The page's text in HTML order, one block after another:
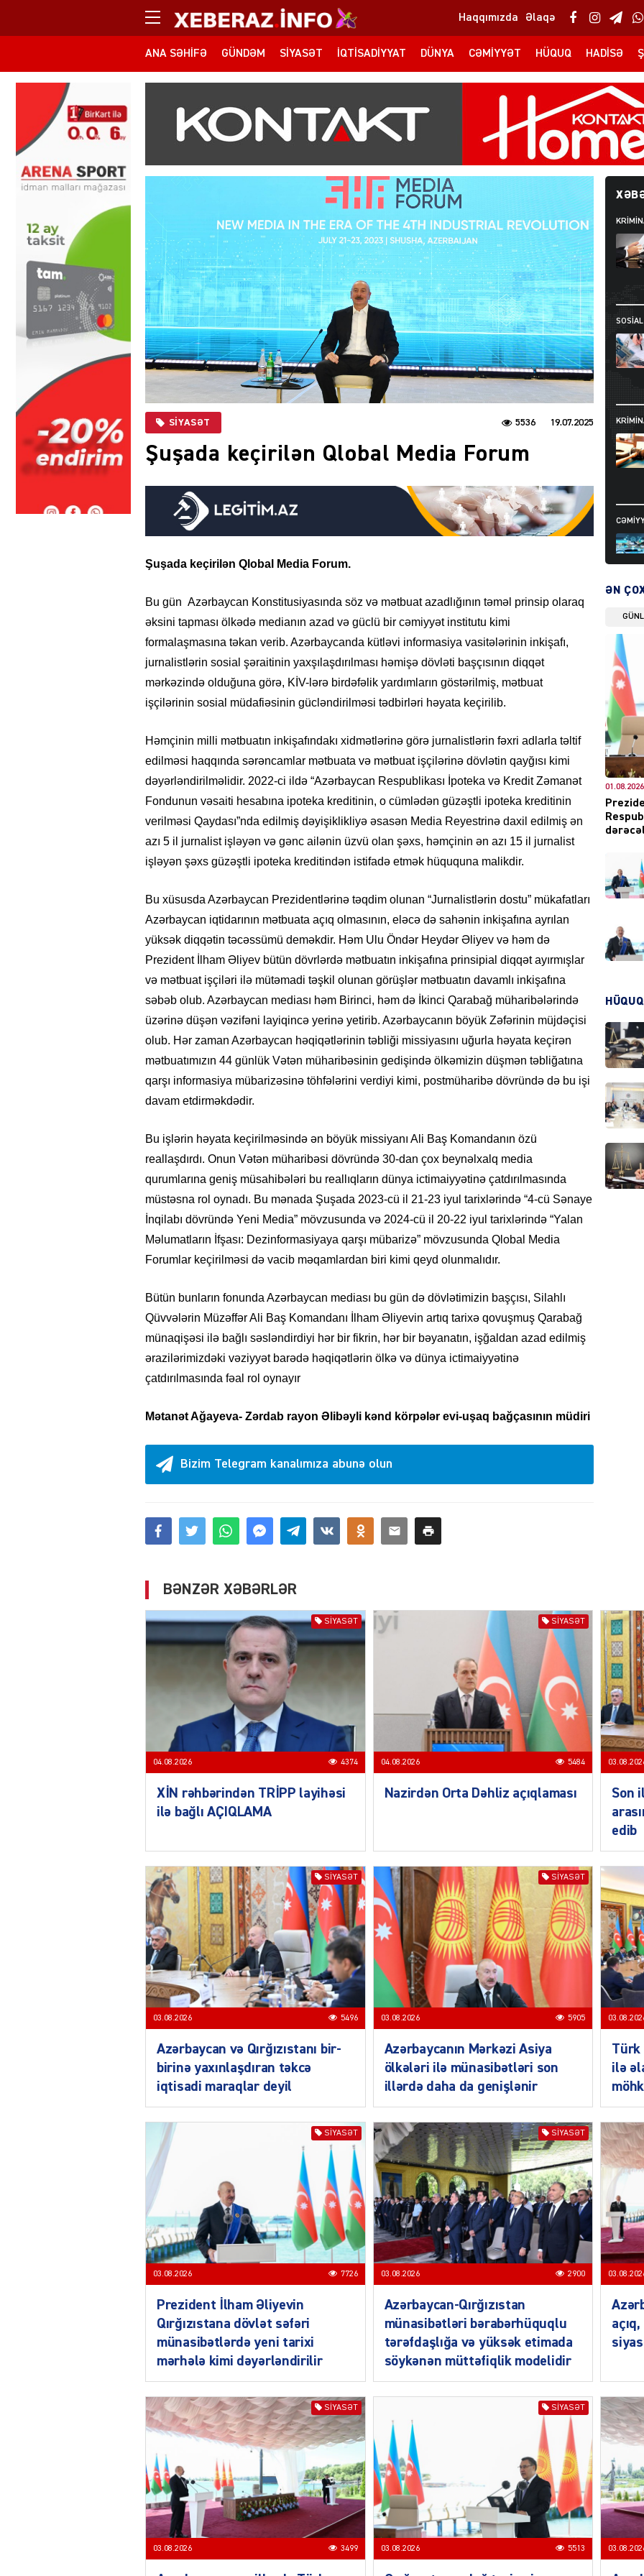
Haqqımızda Əlaqə
ANA SƏHIFƏ GÜNDƏM SIYASƏT İQTISADIYYAT DÜNYA CƏMIYYƏT HÜQUQ HADISƏ
SIYASƏT 19.07.2025
5536
Şuşada keçirilən Qlobal Media Forum
Şuşada keçirilən Qlobal Media Forum.
Bu gün Azərbaycan Konstitusiyasında söz və mətbuat azadlığının təməl prinsip olaraq
əksini tapması ölkədə medianın azad və güclü bir cəmiyyət institutu kimi
formalaşmasına təkan verib. Azərbaycanda kütləvi informasiya vasitələrinin inkişafı,
jurnalistlərin sosial şəraitinin yaxşılaşdırılması həmişə dövləti başçısının diqqət
mərkəzində olduğuna görə, KİV-lərə birdəfəlik yardımların göstərilmiş, mətbuat
işçilərinin sosial müdafiəsinin gücləndirilməsi tədbirləri həyata keçirilib.
Həmçinin milli mətbuatın inkişafındakı xidmətlərinə görə jurnalistlərin fəxri adlarla təltif
edilməsi haqqında sərəncamlar mətbuata və mətbuat işçilərinə dövlətin qayğısı kimi
dəyərləndirilməlidir. 2022-ci ildə “Azərbaycan Respublikası İpoteka və Kredit Zəmanət
Fondunun vəsaiti hesabına ipoteka kreditinin, o cümlədən güzəştli ipoteka kreditinin
verilməsi Qaydası”nda edilmiş dəyişiklikliyə əsasən Media Reyestrinə daxil edilmiş ən
azı 5 il jurnalist işləyən və gənc ailənin üzvü olan şəxs, həmçinin ən azı 15 il jurnalist
işləyən şəxs güzəştli ipoteka kreditindən istifadə etmək hüququna malikdir.
Bu xüsusda Azərbaycan Prezidentlərinə təqdim olunan “Jurnalistlərin dostu” mükafatları
Azərbaycan iqtidarının mətbuata açıq olmasının, eləcə də sahənin inkişafına ayrılan
yüksək diqqətin təcəssümü deməkdir. Həm Ulu Öndər Heydər Əliyev və həm də
Prezident İlham Əliyev bütün dövrlərdə mətbuatın inkişafına prinsipial diqqət ayırmışlar
və mətbuat işçiləri ilə mütəmadi təşkil olunan görüşlər mətbuatın davamlı inkişafına
səbəb olub. Azərbaycan mediası həm Birinci, həm də İkinci Qarabağ müharibələrində
üzərinə düşən vəzifəni layiqincə yerinə yetirib. Azərbaycanın böyük Zəfərinin müjdəçisi
olub. Hər zaman Azərbaycan həqiqətlərinin təbliği missiyasını uğurla həyata keçirən
mətbuatımızın 44 günlük Vətən müharibəsinin gedişində ölkəmizin düşmən təbliğatına
qarşı informasiya mübarizəsinə töhfələrini verdiyi kimi, postmüharibə dövründə də bu işi
davam etdirməkdədir.
Bu işlərin həyata keçirilməsində ən böyük missiyanı Ali Baş Komandanın özü
reallaşdırdı. Onun Vətən müharibəsi dövründə 30-dan çox beynəlxalq media
qurumlarına geniş müsahibələri bu reallıqların dünya ictimaiyyətinə çatdırılmasında
müstəsna rol oynadı. Bu mənada Şuşada 2023-cü il 21-23 iyul tarixlərində “4-cü Sənaye
İnqilabı dövründə Yeni Media” mövzusunda və 2024-cü il 20-22 iyul tarixlərində “Yalan
Məlumatların İfşası: Dezinformasiyaya qarşı mübarizə” mövzusunda Qlobal Media
Forumlar keçirilməsi də vacib məqamlardan biri kimi qeyd olunmalıdır.
Bütün bunların fonunda Azərbaycan mediası bu gün də dövlətimizin başçısı, Silahlı
Qüvvələrin Müzəffər Ali Baş Komandanı İlham Əliyevin artıq tarixə qovuşmuş Qarabağ
münaqişəsi ilə bağlı səsləndirdiyi hər bir fikrin, hər bir bəyanatın, işğaldan azad edilmiş
ərazilərimizdəki vəziyyət barədə həqiqətlərin ölkə və dünya ictimaiyyətinə
çatdırılmasında fəal rol oynayır
Mətanət Ağayeva- Zərdab rayon Əlibəyli kənd körpələr evi-uşaq bağçasının müdiri
Bizim Telegram kanalımıza abunə olun
SOSIAL
DÜNYA
ŞOU-
SIYASƏT
SIYASƏT
ƏN
01.08.2026
HÜQUQ
BƏNZƏR XƏBƏRLƏR
SIYASƏT
04.08.2026 4374
XİN rəhbərindən TRİPP layihəsi
ilə bağlı AÇIQLAMA
SIYASƏT
04.08.2026 5484
Nazirdən Orta Dəhliz açıqlaması
Son
edib
SIYASƏT
03.08.2026 5496
Azərbaycan və Qırğızıstanı bir-
birinə yaxınlaşdıran təkcə
iqtisadi maraqlar deyil
SIYASƏT
03.08.2026 5905
Azərbaycanın Mərkəzi Asiya
ölkələri ilə münasibətləri son
illərdə daha da genişlənir
Türk
ilə
SIYASƏT
03.08.2026 7726
Prezident İlham Əliyevin
Qırğızıstana dövlət səfəri
münasibətlərdə yeni tarixi
mərhələ kimi dəyərləndirilir
SIYASƏT
03.08.2026 2900
Azərbaycan-Qırğızıstan
münasibətləri bərabərhüquqlu
tərəfdaşlığa və yüksək etimada
söykənən müttəfiqlik modelidir
SIYASƏT
03.08.2026 3499
SIYASƏT
03.08.2026 5513